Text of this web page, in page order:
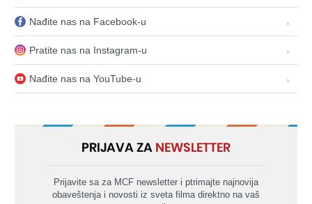
Nađite nas na Facebook-u
Pratite nas na Instagram-u
Nađite nas na YouTube-u
PRIJAVA ZA NEWSLETTER
Prijavite sa za MCF newsletter i ptrimajte najnovija
obaveštenja i novosti iz sveta filma direktno na vaš